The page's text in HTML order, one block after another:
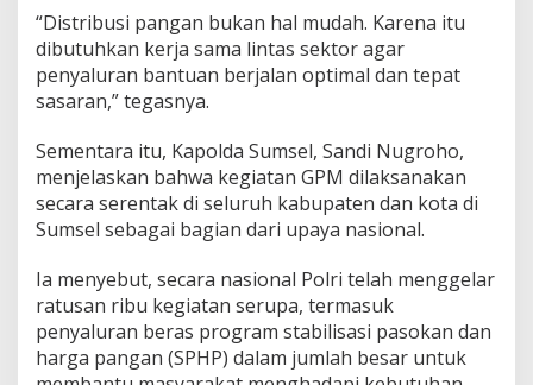
“Distribusi pangan bukan hal mudah. Karena itu
dibutuhkan kerja sama lintas sektor agar
penyaluran bantuan berjalan optimal dan tepat
sasaran,” tegasnya.
Sementara itu, Kapolda Sumsel, Sandi Nugroho,
menjelaskan bahwa kegiatan GPM dilaksanakan
secara serentak di seluruh kabupaten dan kota di
Sumsel sebagai bagian dari upaya nasional.
Ia menyebut, secara nasional Polri telah menggelar
ratusan ribu kegiatan serupa, termasuk
penyaluran beras program stabilisasi pasokan dan
harga pangan (SPHP) dalam jumlah besar untuk